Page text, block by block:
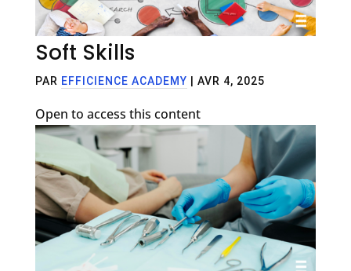
Soft Skills
PAR EFFICIENCE ACADEMY AVR 4, 2025
Open to access this content